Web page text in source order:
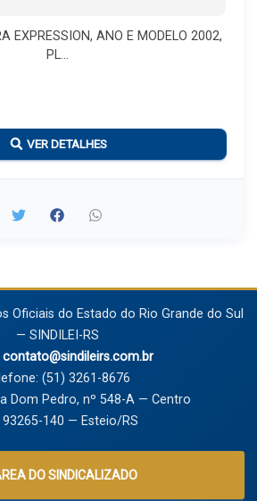
EXPRESSION, ANO E MODELO 2002,
PL...
VER DETALHES
Oficiais do Estado do Rio Grande do Sul
— SINDILEI-RS
contato@sindileirs.com.br
(51) 3261-8676
Dom Pedro, nº 548-A — Centro
93265-140 — Esteio/RS
DO SINDICALIZADO